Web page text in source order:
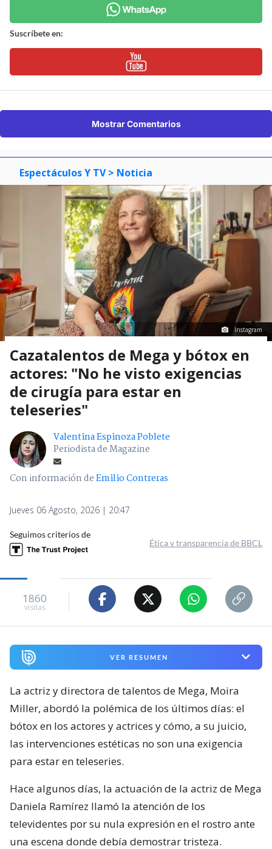
Suscríbete en:
Mostrar Comentarios
Espectáculos Y TV > Noticia
Instagram
Cazatalentos de Mega y bótox en
actores: "No he visto exigencias
de cirugía para estar en
teleseries"
Valentina Espinoza Poblete
Periodista de Magazine
Con información deEmilio Contreras
Jueves 06 Agosto, 2026 | 20:47
Seguimos criterios de
Ética y transparencia de BBCL
1860
visitas
VER RESUMEN
La actriz y directora de talentos de Mega, Moira
Miller, abordó la polémica de los últimos días: el
bótox en los actores y actrices y cómo, a su juicio,
las intervenciones estéticas no son una exigencia
para estar en teleseries.
Hace algunos días, la actuación de la actriz de Mega
Daniela Ramírez llamó la atención de los
televidentes por su nula expresión en el rostro ante
una escena donde debía demostrar tristeza.